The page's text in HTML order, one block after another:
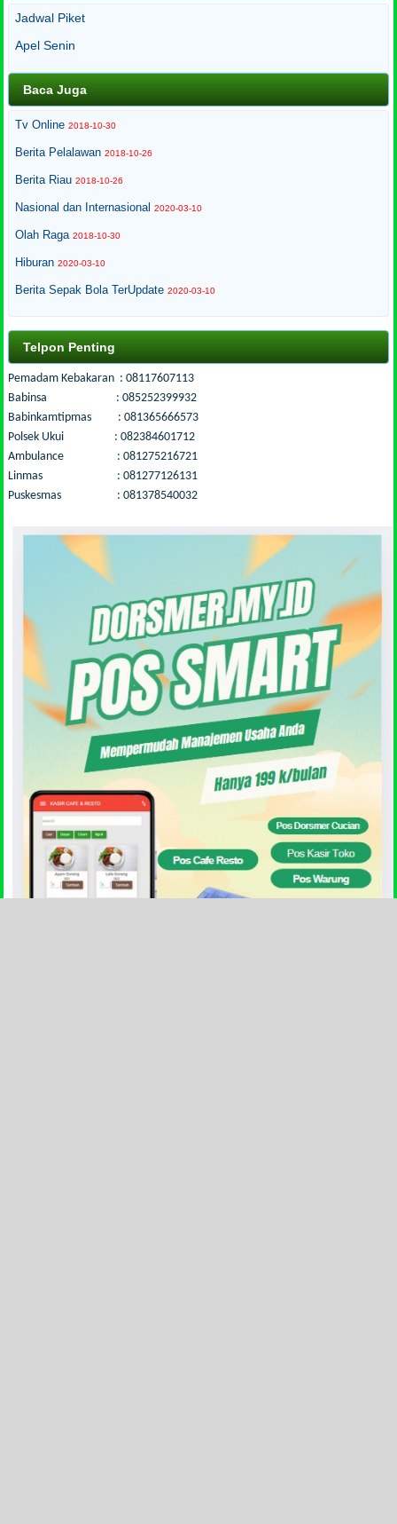
Jadwal Piket
Apel Senin
Baca Juga
Tv Online 2018-10-30
Berita Pelalawan 2018-10-26
Berita Riau 2018-10-26
Nasional dan Internasional 2020-03-10
Olah Raga 2018-10-30
Hiburan 2020-03-10
Berita Sepak Bola TerUpdate 2020-03-10
Telpon Penting
Pemadam Kebakaran : 08117607113
Babinsa : 085252399932
Babinkamtipmas : 081365666573
Polsek Ukui : 082384601712
Ambulance : 081275216721
Linmas : 081277126131
Puskesmas : 081378540032